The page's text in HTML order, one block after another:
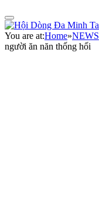
You are at:Home»NEWS
người ăn năn thống hối